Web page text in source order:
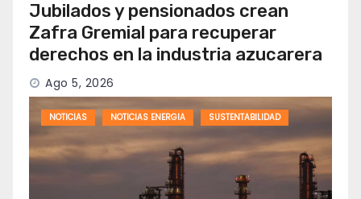
Jubilados y pensionados crean
Zafra Gremial para recuperar
derechos en la industria azucarera
Ago 5, 2026
NOTICIAS NOTICIAS ENERGIA SUSTENTABILIDAD